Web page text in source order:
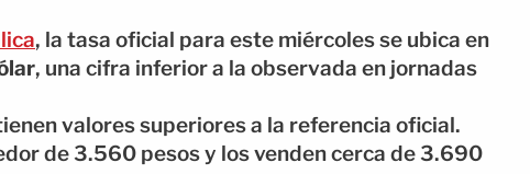
, la tasa oficial para este miércoles se ubica en
, una cifra inferior a la observada en jornadas
valores superiores a la referencia oficial.
de 3.560 pesos y los venden cerca de 3.690